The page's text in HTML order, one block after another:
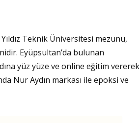
Teknik Üniversitesi mezunu,
Eyüpsultan’da bulunan
yüz yüze ve online eğitim vererek
Nur Aydın markası ile epoksi ve